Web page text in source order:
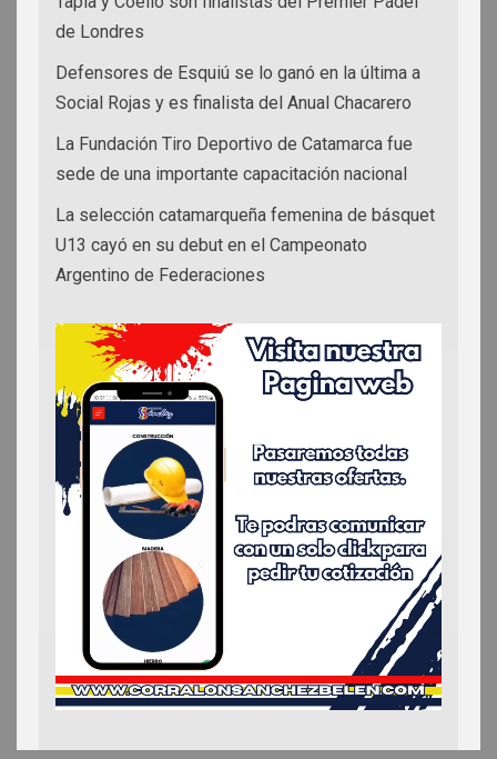
de Londres
Defensores de Esquiú se lo ganó en la última a
Social Rojas y es finalista del Anual Chacarero
La Fundación Tiro Deportivo de Catamarca fue
sede de una importante capacitación nacional
La selección catamarqueña femenina de básquet
U13 cayó en su debut en el Campeonato
Argentino de Federaciones